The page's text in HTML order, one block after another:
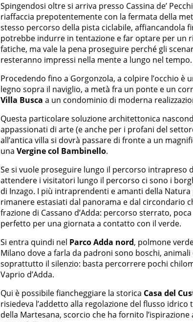
Spingendosi oltre si arriva presso Cassina de’
riaffaccia prepotentemente con la fermata della
stesso percorso della pista ciclabile, affiancandola
potrebbe indurre in tentazione e far optare per un
fatiche, ma vale la pena proseguire perché gli
resteranno impressi nella mente a lungo nel tempo.
Procedendo fino a Gorgonzola, a colpire l’occhio è
legno sopra il naviglio, a metà fra un ponte e un
Villa Busca a un condominio di moderna
Questa particolare soluzione architettonica
appassionati di arte (e anche per i profani del
all’antica villa si dovrà passare di fronte a un
una Vergine col Bambinello.
Se si vuole proseguire lungo il percorso intrapreso
attendere i visitatori lungo il percorso ci sono i
di Inzago. I più intraprendenti e amanti della
rimanere estasiati dal panorama e dal circondario
frazione di Cassano d’Adda: percorso sterrato,
perfetto per una giornata a contatto con il verde.
Si entra quindi nel Parco Adda nord, polmone
Milano dove a farla da padroni sono boschi,
soprattutto il silenzio: basta percorrere pochi
Vaprio d’Adda.
Qui è possibile fiancheggiare la storica Casa del
risiedeva l’addetto alla regolazione del flusso idrico
della Martesana, scorcio che ha fornito